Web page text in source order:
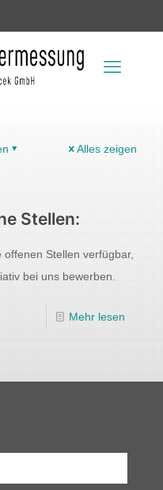
Alles zeigen
Stellen:
Stellen verfügbar,
bei uns bewerben.
Mehr lesen